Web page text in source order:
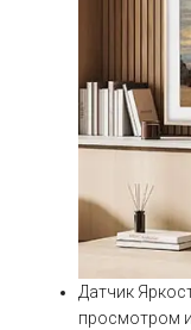
Датчик
просмотром